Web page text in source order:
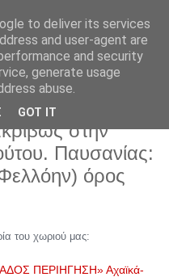
στην
Παυσανίας:
όρος
του χωριού μας:
ΠΕΡΙΗΓΗΣΗ» Αχαϊκά-
to deliver its services
and user-agent are
and security
generate usage
abuse.
GOT IT